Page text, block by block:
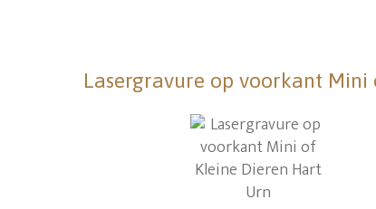
Lasergravure op voorkant